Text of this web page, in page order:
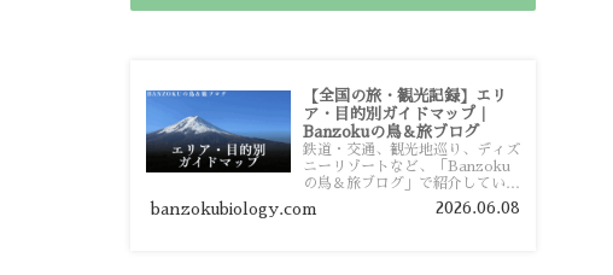
【全国の旅・観光記録】エリ
ア・目的別ガイドマップ｜
Banzokuの鳥＆旅ブログ
鉄道・交通、観光地巡り、ディズ
ニーリゾートなど、「Banzoku
の鳥＆旅ブログ」で紹介している
全国の旅行・観光記録をエリアや
目的別に整理しました。あなたが
banzokubiology.com 2026.06.08